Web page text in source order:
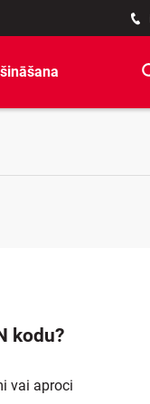
kodu?
vai aproci